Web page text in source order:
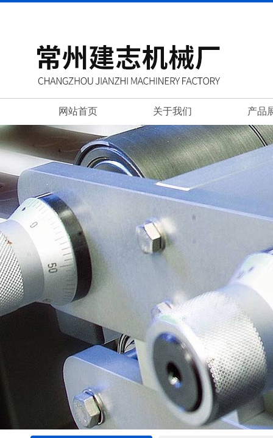
网站首页 关于我们 产品